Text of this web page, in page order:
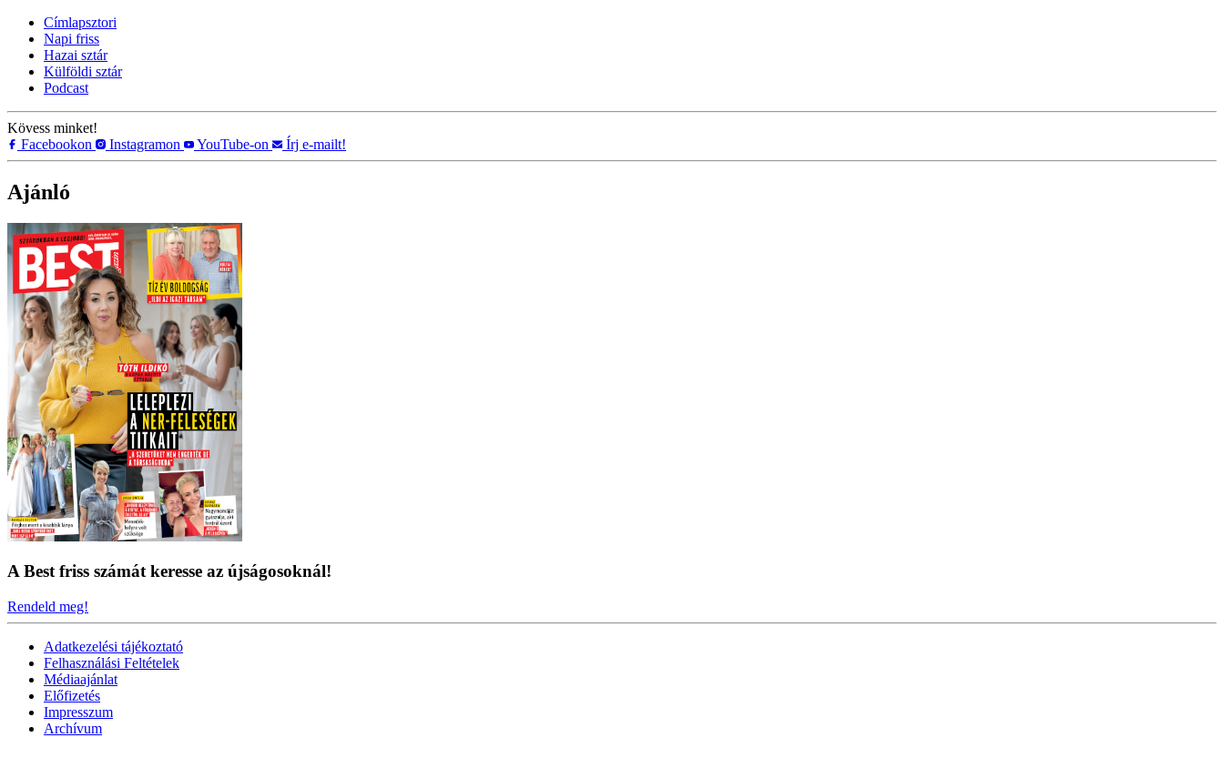
Címlapsztori
Napi friss
Hazai sztár
Külföldi sztár
Podcast
Kövess minket!
Facebookon
Instagramon YouTube-on Írj e-mailt!
Ajánló
A Best friss számát keresse az újságosoknál!
Rendeld meg!
Adatkezelési tájékoztató
Felhasználási Feltételek
Médiaajánlat
Előfizetés
Impresszum
Archívum